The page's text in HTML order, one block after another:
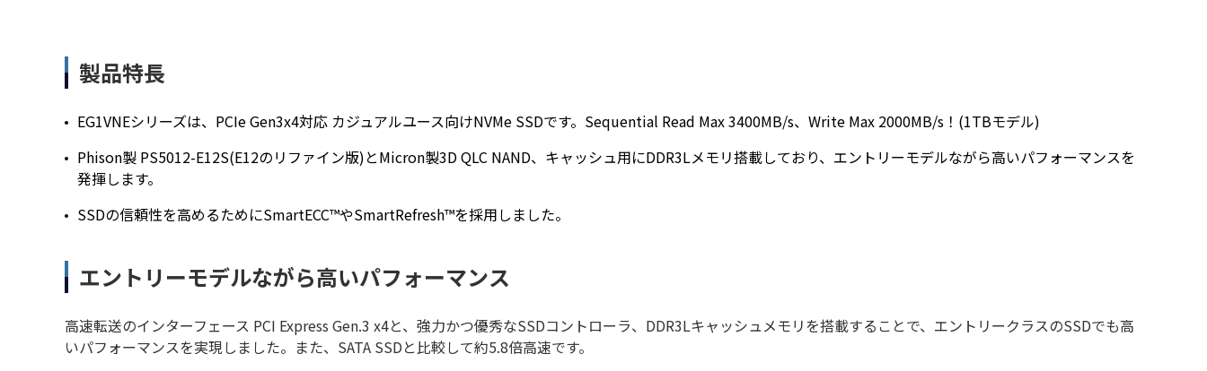
製品特長
EG1VNEシリーズは、PCIe Gen3x4対応 カジュアルユース向けNVMe SSDです。Sequential Read Max 3400MB/s、Write Max 2000MB/s！(1TBモデル)
Phison製 PS5012-E12S(E12のリファイン版)とMicron製3D QLC NAND、キャッシュ用にDDR3Lメモリ搭載しており、エントリーモデルながら高いパフォーマンスを
発揮します。
SSDの信頼性を高めるためにSmartECC™やSmartRefresh™を採用しました。
エントリーモデルながら高いパフォーマンス
高速転送のインターフェース PCI Express Gen.3 x4と、強力かつ優秀なSSDコントローラ、DDR3Lキャッシュメモリを搭載することで、エントリークラスのSSDでも高
いパフォーマンスを実現しました。また、SATA SSDと比較して約5.8倍高速です。